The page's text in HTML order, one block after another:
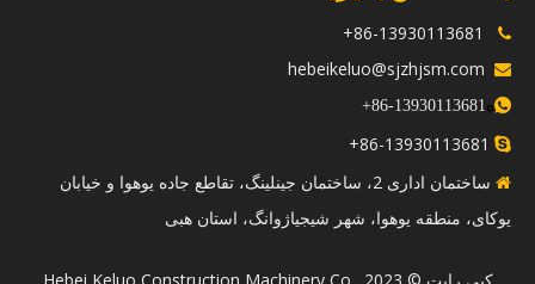


hebeikeluo@sjzhjsm.com
ه 13930113681-86
+


ساختمان اداری 2، ساختمان جینلینگ، تقاطع جاده یوهوا و خیابان
یوکای، منطقه یوهوا، شهر شیجیاژوانگ، استان هبی